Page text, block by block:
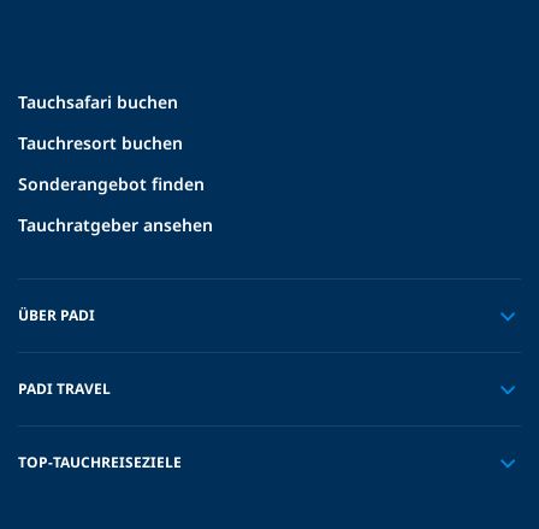
Tauchsafari buchen
Tauchresort buchen
Sonderangebot finden
Tauchratgeber ansehen
ÜBER PADI
PADI TRAVEL
TOP-TAUCHREISEZIELE